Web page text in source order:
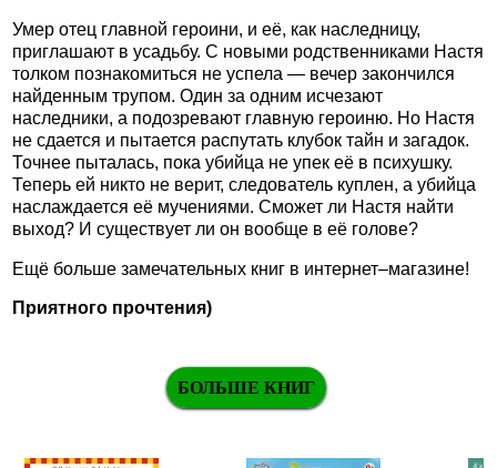
Умер отец главной героини, и её, как наследницу,
приглашают в усадьбу. С новыми родственниками Настя
толком познакомиться не успела — вечер закончился
найденным трупом. Один за одним исчезают
наследники, а подозревают главную героиню. Но Настя
не сдается и пытается распутать клубок тайн и загадок.
Точнее пыталась, пока убийца не упек её в психушку.
Теперь ей никто не верит, следователь куплен, а убийца
наслаждается её мучениями. Сможет ли Настя найти
выход? И существует ли он вообще в её голове?
Ещё больше замечательных книг в интернет–магазине!
Приятного прочтения)
БОЛЬШЕ КНИГ